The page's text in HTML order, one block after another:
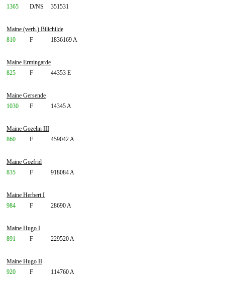
1365
D/NS 351531
Maine (verh.) Bilichilde
810
F 1836169 A
Maine Ermingarde
825
F 44353 E
Maine Gersende
1030
F 14345 A
Maine Gozelin III
860
F 459042 A
Maine Gozfrid
835
F 918084 A
Maine Herbert I
984
F 28690 A
Maine Hugo I
891
F 229520 A
Maine Hugo II
920
F 114760 A